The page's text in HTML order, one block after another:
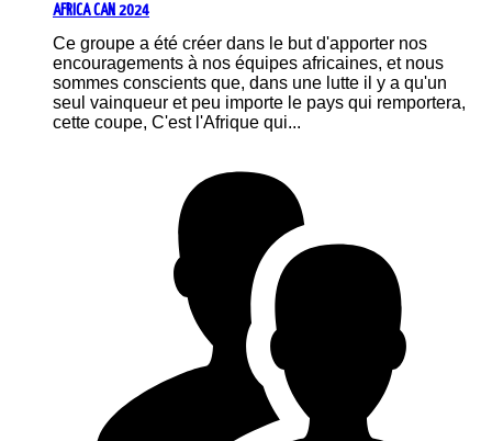
AFRICA CAN 2024
Ce groupe a été créer dans le but d'apporter nos
encouragements à nos équipes africaines, et nous
sommes conscients que, dans une lutte il y a qu'un
seul vainqueur et peu importe le pays qui remportera,
cette coupe, C'est l'Afrique qui...